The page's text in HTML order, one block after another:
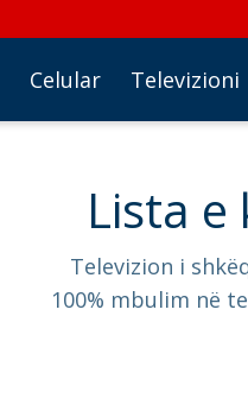
Celular Televizioni
Lista e
Televizion i
100% mbulim në